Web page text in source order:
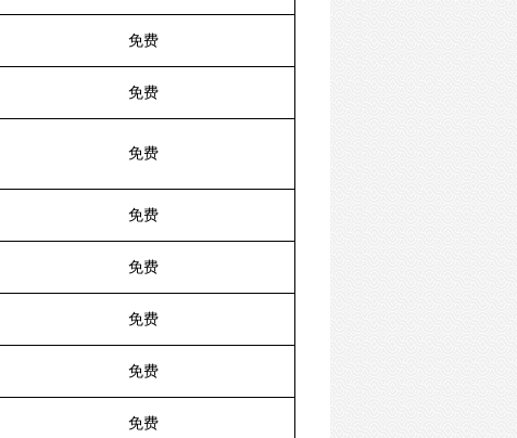
免费
免费
免费
免费
免费
免费
免费
免费